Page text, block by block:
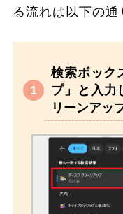
る流れは以下の通
検索ボック
プ」と入力
リーンアッ